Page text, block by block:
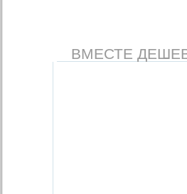
ВМЕСТЕ